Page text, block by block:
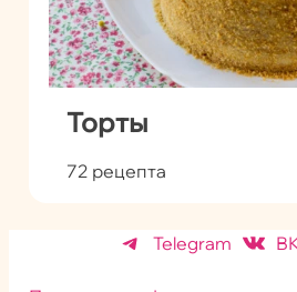
Торты
72 рецепта
Telegram